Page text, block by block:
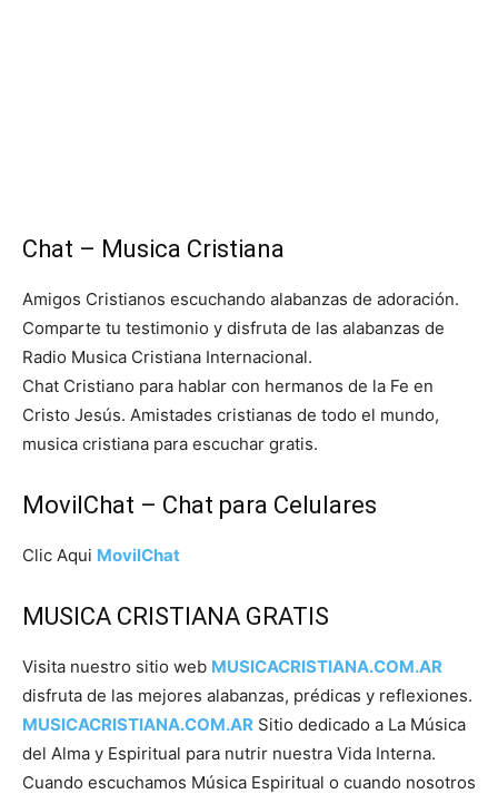
Chat – Musica Cristiana
Amigos Cristianos escuchando alabanzas de adoración.
Comparte tu testimonio y disfruta de las alabanzas de
Radio Musica Cristiana Internacional.
Chat Cristiano para hablar con hermanos de la Fe en
Cristo Jesús. Amistades cristianas de todo el mundo,
musica cristiana para escuchar gratis.
MovilChat – Chat para Celulares
Clic Aqui MovilChat
MUSICA CRISTIANA GRATIS
Visita nuestro sitio web MUSICACRISTIANA.COM.AR
disfruta de las mejores alabanzas, prédicas y reflexiones.
MUSICACRISTIANA.COM.AR Sitio dedicado a La Música
del Alma y Espiritual para nutrir nuestra Vida Interna.
Cuando escuchamos Música Espiritual o cuando nosotros